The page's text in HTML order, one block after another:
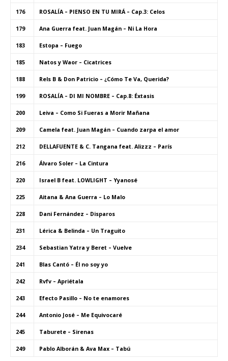
176 ROSALÍA – PIENSO EN TU MIRÁ – Cap.3: Celos
179 Ana Guerra feat. Juan Magán – Ni La Hora
183 Estopa – Fuego
185 Natos y Waor – Cicatrices
188 Rels B & Don Patricio – ¿Cómo Te Va, Querida?
199 ROSALÍA – DI MI NOMBRE – Cap.8: Éxtasis
200 Leiva – Como Si Fueras a Morir Mañana
209 Camela feat. Juan Magán – Cuando zarpa el amor
212 DELLAFUENTE & C. Tangana feat. Alizzz – París
216 Álvaro Soler – La Cintura
220 Israel B feat. LOWLIGHT – Yyanosé
225 Aitana & Ana Guerra – Lo Malo
228 Dani Fernández – Disparos
231 Lérica & Belinda – Un Traguito
234 Sebastian Yatra y Beret – Vuelve
241 Blas Cantó – Él no soy yo
242 Rvfv – Apriétala
243 Efecto Pasillo – No te enamores
244 Antonio José – Me Equivocaré
245 Taburete – Sirenas
249 Pablo Alborán & Ava Max – Tabú